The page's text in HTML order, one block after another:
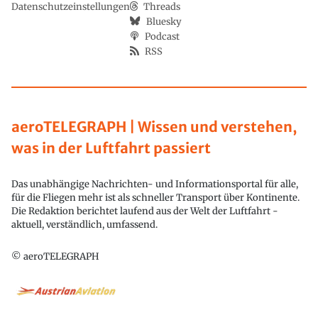
aeroTELEGRAPH | Wissen und verstehen,
was in der Luftfahrt passiert
Das unabhängige Nachrichten- und Informationsportal für alle,
für die Fliegen mehr ist als schneller Transport über Kontinente.
Die Redaktion berichtet laufend aus der Welt der Luftfahrt -
aktuell, verständlich, umfassend.
© aeroTELEGRAPH
Datenschutzeinstellungen
Threads
Bluesky
Podcast
RSS